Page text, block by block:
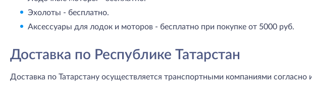
Эхолоты - бесплатно.
Аксессуары для лодок и моторов - бесплатно при покупке от 5000 руб.
Доставка по Республике Татарстан
Доставка по Татарстану осуществляется транспортными компаниями согласно